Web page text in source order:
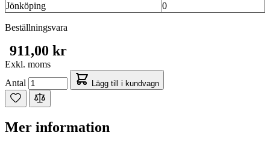
Jönköping
0
Beställningsvara
911,00 kr
Exkl. moms
Antal
Lägg till i kundvagn
Mer information